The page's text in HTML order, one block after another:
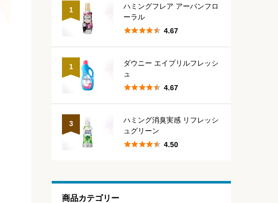
1
ハミングフレア アーバンフロ
ーラル
 4.67
1
ダウニー エイプリルフレッシ
ュ
 4.67
3
ハミング消臭実感 リフレッシ
ュグリーン
 4.50
商品カテゴリー